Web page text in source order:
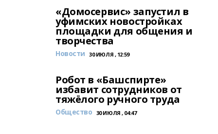
«Домосервис» запустил в
уфимских новостройках
площадки для общения и
творчества
Новости 30 ИЮЛЯ , 12:59
Робот в «Башспирте»
избавит сотрудников от
тяжёлого ручного труда
Общество 30 ИЮЛЯ , 04:47